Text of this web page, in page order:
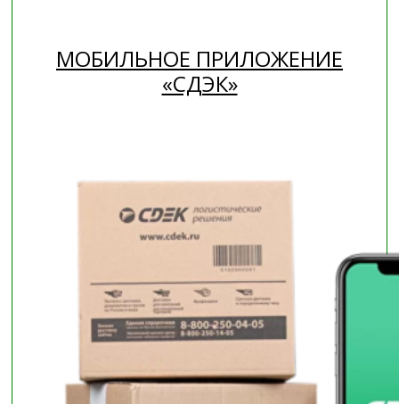
МОБИЛЬНОЕ ПРИЛОЖЕНИЕ
«СДЭК»